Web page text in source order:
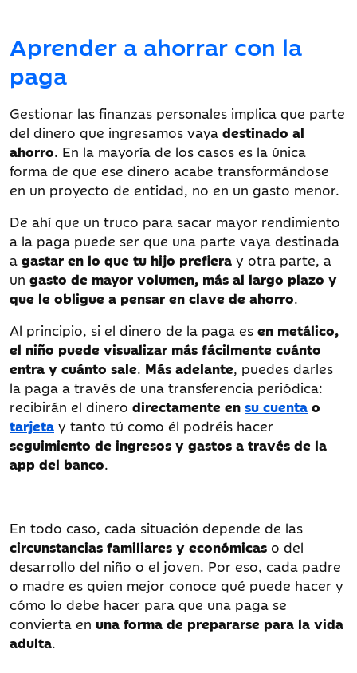
Aprender a ahorrar con la
paga
Gestionar las finanzas personales implica que parte
del dinero que ingresamos vaya destinado al
ahorro. En la mayoría de los casos es la única
forma de que ese dinero acabe transformándose
en un proyecto de entidad, no en un gasto menor.
De ahí que un truco para sacar mayor rendimiento
a la paga puede ser que una parte vaya destinada
a gastar en lo que tu hijo prefiera y otra parte, a
un gasto de mayor volumen, más al largo plazo y
que le obligue a pensar en clave de ahorro.
Al principio, si el dinero de la paga es en metálico,
el niño puede visualizar más fácilmente cuánto
entra y cuánto sale. Más adelante, puedes darles
la paga a través de una transferencia periódica:
recibirán el dinero directamente en su cuenta o
tarjeta y tanto tú como él podréis hacer
seguimiento de ingresos y gastos a través de la
app del banco.
En todo caso, cada situación depende de las
circunstancias familiares y económicas o del
desarrollo del niño o el joven. Por eso, cada padre
o madre es quien mejor conoce qué puede hacer y
cómo lo debe hacer para que una paga se
convierta en una forma de prepararse para la vida
adulta.